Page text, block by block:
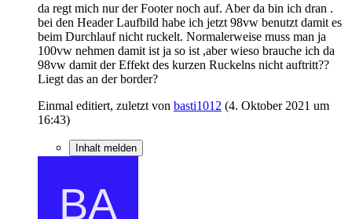
da regt mich nur der Footer noch auf. Aber da bin ich dran .
bei den Header Laufbild habe ich jetzt 98vw benutzt damit es
beim Durchlauf nicht ruckelt. Normalerweise muss man ja
100vw nehmen damit ist ja so ist ,aber wieso brauche ich da
98vw damit der Effekt des kurzen Ruckelns nicht auftritt??
Liegt das an der border?
Einmal editiert, zuletzt von basti1012 (4. Oktober 2021 um
16:43)
Inhalt melden